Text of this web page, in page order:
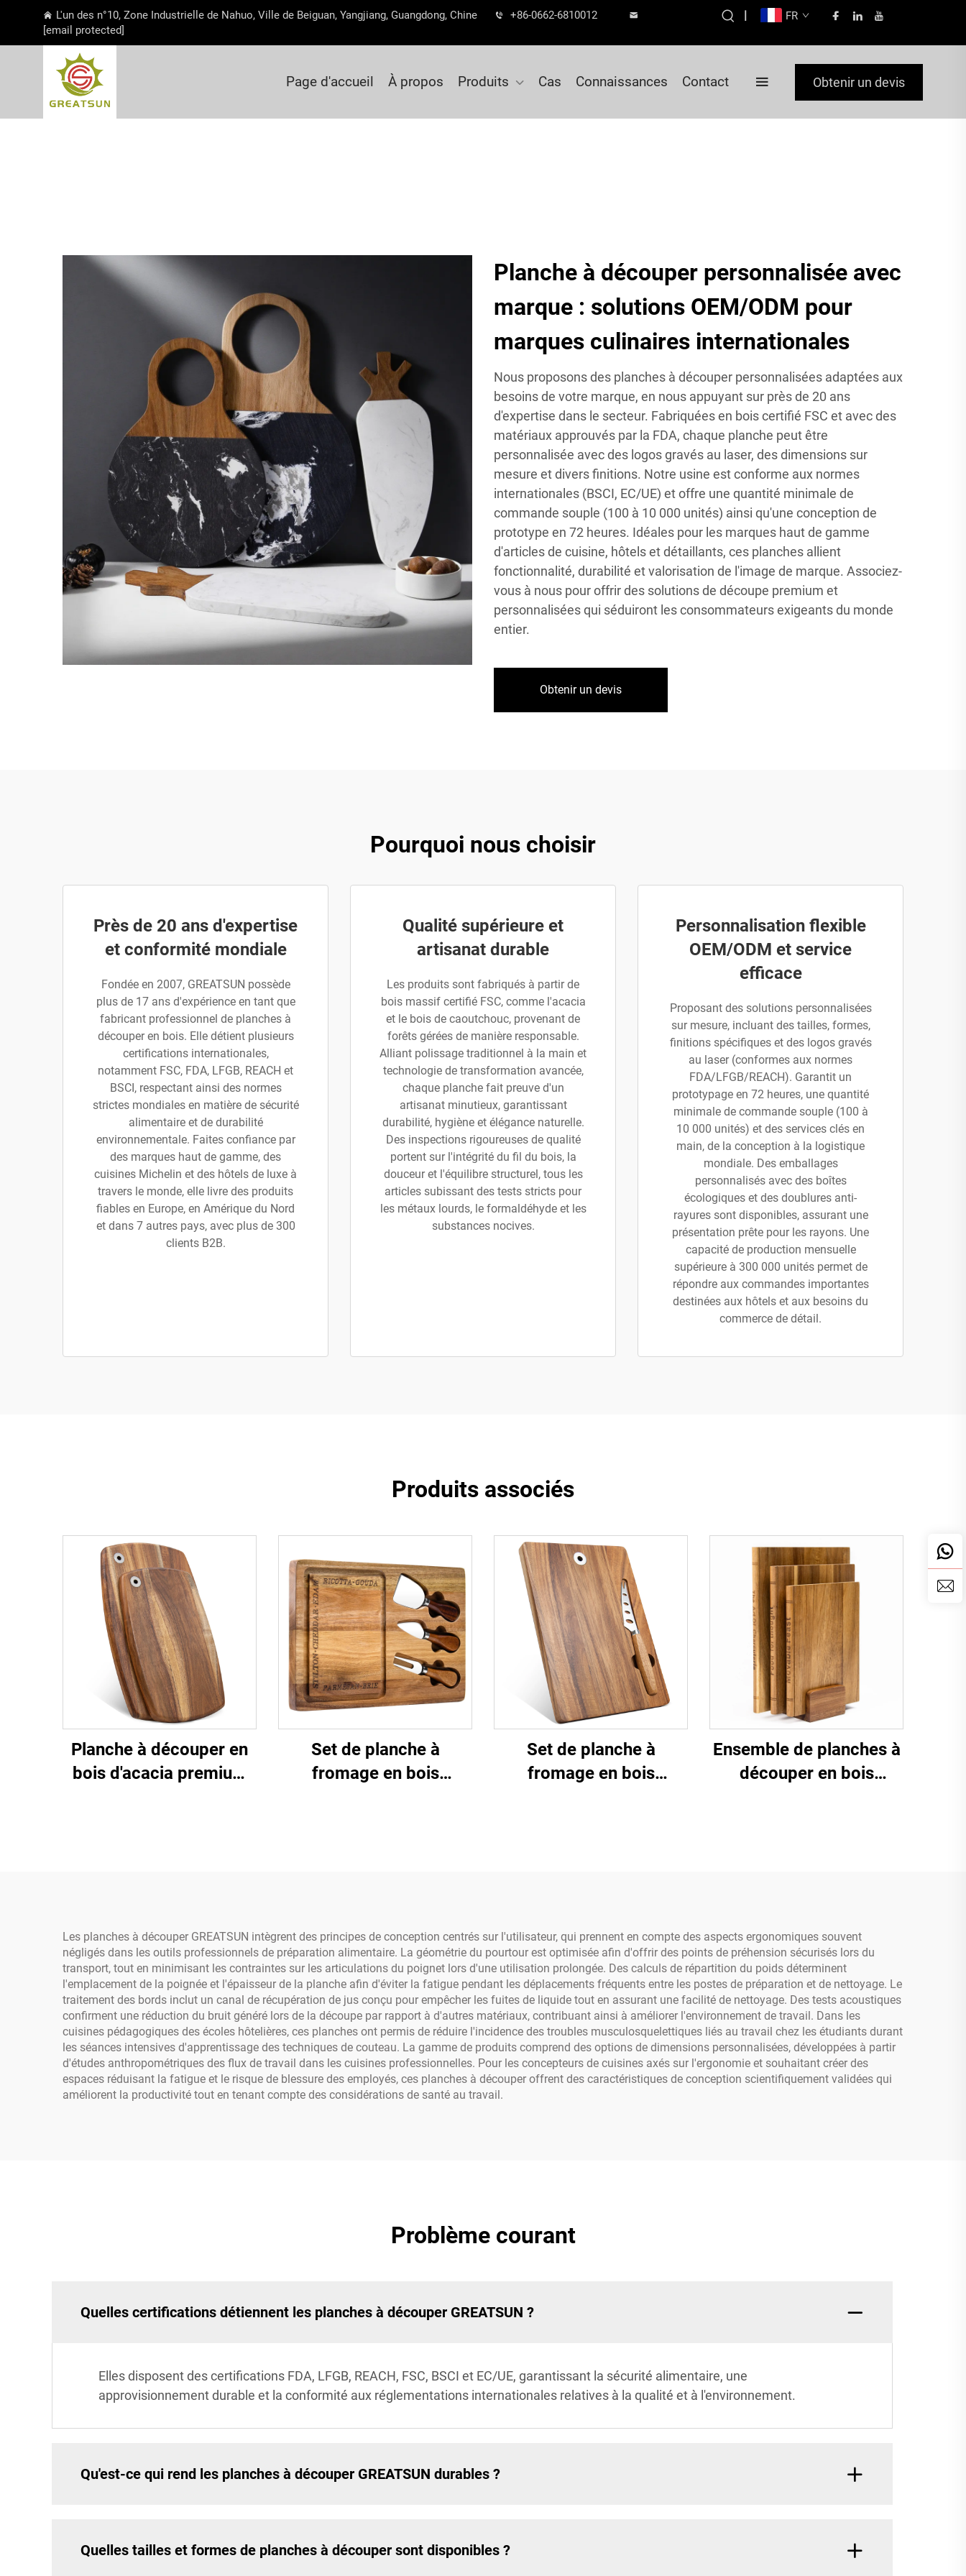
L'un des n°10, Zone Industrielle de Nahuo, Ville de Beiguan, Yangjiang, Guangdong, Chine
+86-0662-6810012
[email protected]
| FR
Page d'accueil À propos Produits Cas Connaissances Contact Obtenir un devis
Planche à découper personnalisée avec
marque : solutions OEM/ODM pour
marques culinaires internationales
Nous proposons des planches à découper personnalisées adaptées aux
besoins de votre marque, en nous appuyant sur près de 20 ans
d'expertise dans le secteur. Fabriquées en bois certifié FSC et avec des
matériaux approuvés par la FDA, chaque planche peut être
personnalisée avec des logos gravés au laser, des dimensions sur
mesure et divers finitions. Notre usine est conforme aux normes
internationales (BSCI, EC/UE) et offre une quantité minimale de
commande souple (100 à 10 000 unités) ainsi qu'une conception de
prototype en 72 heures. Idéales pour les marques haut de gamme
d'articles de cuisine, hôtels et détaillants, ces planches allient
fonctionnalité, durabilité et valorisation de l'image de marque. Associez-
vous à nous pour offrir des solutions de découpe premium et
personnalisées qui séduiront les consommateurs exigeants du monde
entier.
Obtenir un devis
Pourquoi nous choisir
Près de 20 ans d'expertise
et conformité mondiale
Fondée en 2007, GREATSUN possède
plus de 17 ans d'expérience en tant que
fabricant professionnel de planches à
découper en bois. Elle détient plusieurs
certifications internationales,
notamment FSC, FDA, LFGB, REACH et
BSCI, respectant ainsi des normes
strictes mondiales en matière de sécurité
alimentaire et de durabilité
environnementale. Faites confiance par
des marques haut de gamme, des
cuisines Michelin et des hôtels de luxe à
travers le monde, elle livre des produits
fiables en Europe, en Amérique du Nord
et dans 7 autres pays, avec plus de 300
clients B2B.
Qualité supérieure et
artisanat durable
Les produits sont fabriqués à partir de
bois massif certifié FSC, comme l'acacia
et le bois de caoutchouc, provenant de
forêts gérées de manière responsable.
Alliant polissage traditionnel à la main et
technologie de transformation avancée,
chaque planche fait preuve d'un
artisanat minutieux, garantissant
durabilité, hygiène et élégance naturelle.
Des inspections rigoureuses de qualité
portent sur l'intégrité du fil du bois, la
douceur et l'équilibre structurel, tous les
articles subissant des tests stricts pour
les métaux lourds, le formaldéhyde et les
substances nocives.
Personnalisation flexible
OEM/ODM et service
efficace
Proposant des solutions personnalisées
sur mesure, incluant des tailles, formes,
finitions spécifiques et des logos gravés
au laser (conformes aux normes
FDA/LFGB/REACH). Garantit un
prototypage en 72 heures, une quantité
minimale de commande souple (100 à
10 000 unités) et des services clés en
main, de la conception à la logistique
mondiale. Des emballages
personnalisés avec des boîtes
écologiques et des doublures anti-
rayures sont disponibles, assurant une
présentation prête pour les rayons. Une
capacité de production mensuelle
supérieure à 300 000 unités permet de
répondre aux commandes importantes
destinées aux hôtels et aux besoins du
commerce de détail.
Produits associés
Planche à découper en
bois d'acacia premium
Set de planche à
fromage en bois
Set de planche à
fromage en bois
Ensemble de planches à
découper en bois
Les planches à découper GREATSUN intègrent des principes de conception centrés sur l'utilisateur, qui prennent en compte des aspects ergonomiques souvent
négligés dans les outils professionnels de préparation alimentaire. La géométrie du pourtour est optimisée afin d'offrir des points de préhension sécurisés lors du
transport, tout en minimisant les contraintes sur les articulations du poignet lors d'une utilisation prolongée. Des calculs de répartition du poids déterminent
l'emplacement de la poignée et l'épaisseur de la planche afin d'éviter la fatigue pendant les déplacements fréquents entre les postes de préparation et de nettoyage. Le
traitement des bords inclut un canal de récupération de jus conçu pour empêcher les fuites de liquide tout en assurant une facilité de nettoyage. Des tests acoustiques
confirment une réduction du bruit généré lors de la découpe par rapport à d'autres matériaux, contribuant ainsi à améliorer l'environnement de travail. Dans les
cuisines pédagogiques des écoles hôtelières, ces planches ont permis de réduire l'incidence des troubles musculosquelettiques liés au travail chez les étudiants durant
les séances intensives d'apprentissage des techniques de couteau. La gamme de produits comprend des options de dimensions personnalisées, développées à partir
d'études anthropométriques des flux de travail dans les cuisines professionnelles. Pour les concepteurs de cuisines axés sur l'ergonomie et souhaitant créer des
espaces réduisant la fatigue et le risque de blessure des employés, ces planches à découper offrent des caractéristiques de conception scientifiquement validées qui
améliorent la productivité tout en tenant compte des considérations de santé au travail.
Problème courant
Quelles certifications détiennent les planches à découper GREATSUN ?
Elles disposent des certifications FDA, LFGB, REACH, FSC, BSCI et EC/UE, garantissant la sécurité alimentaire, une
approvisionnement durable et la conformité aux réglementations internationales relatives à la qualité et à l'environnement.
Qu'est-ce qui rend les planches à découper GREATSUN durables ?
Quelles tailles et formes de planches à découper sont disponibles ?